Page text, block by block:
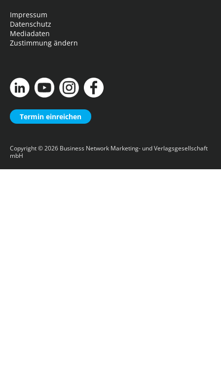
Impressum
Datenschutz
Mediadaten
Zustimmung ändern
Termin einreichen
Copyright © 2026 Business Network Marketing- und Verlagsgesellschaft
mbH